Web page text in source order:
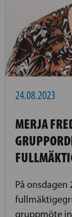
24.08.2023
MERJA
På onsdagen
gruppmöte